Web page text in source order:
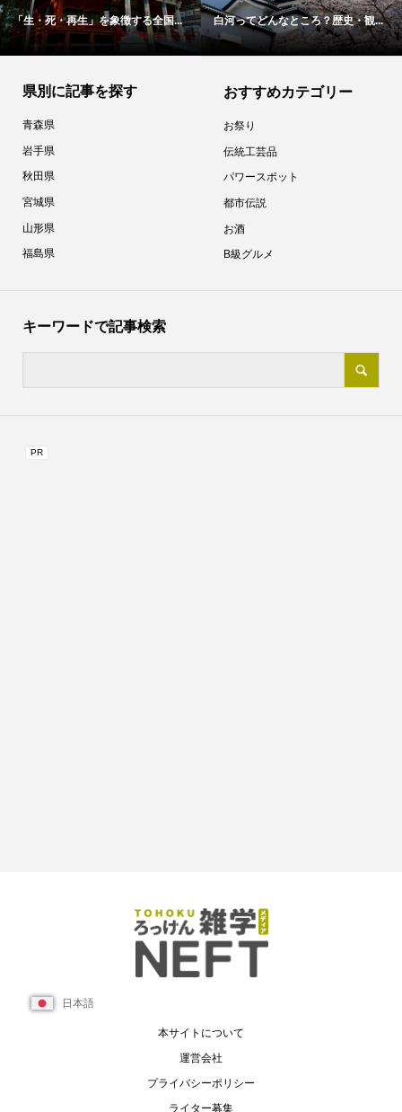
「生・死・再生」を象徴する全国... 白河ってどんなところ？歴史・観...
県別に記事を探す
青森県
岩手県
秋田県
宮城県
山形県
福島県
おすすめカテゴリー
お祭り
伝統工芸品
パワースポット
都市伝説
お酒
B級グルメ
キーワードで記事検索
日本語
本サイトについて
運営会社
プライバシーポリシー
ライター募集